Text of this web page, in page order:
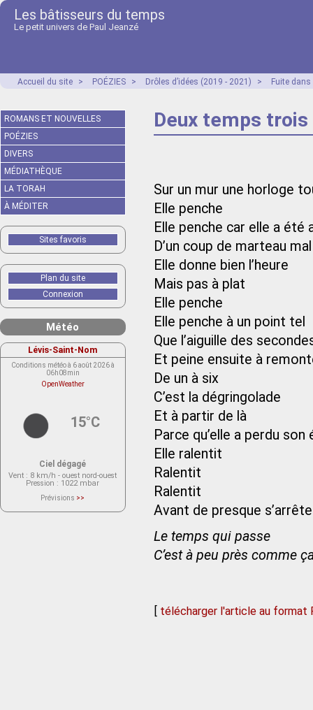
Les bâtisseurs du temps
Le petit univers de Paul Jeanzé
Accueil du site > POÉZIES > Drôles d’idées (2019 - 2021) > Fuite
Deux temps
Sur un mur une horloge
Elle penche
Elle penche car elle a
D’un coup de marteau
Elle donne bien l’heure
Mais pas à plat
Elle penche
Elle penche à un point tel
Que l’aiguille des
Et peine ensuite à
De un à six
C’est la dégringolade
Et à partir de là
Parce qu’elle a perdu son
Elle ralentit
Ralentit
Ralentit
Avant de presque
Le temps qui passe
C’est à peu près comme
[ télécharger l'article au format
ROMANS ET NOUVELLES
POÉZIES
DIVERS
MÉDIATHÈQUE
LA TORAH
À MÉDITER
Sites favoris
Plan du site
Connexion
Météo
Lévis-Saint-Nom
Conditions météo à 6 août 2026 à
06h08min
OpenWeather
15°C
Ciel dégagé
Vent : 8 km/h - ouest nord-ouest
Pression : 1022 mbar
Prévisions >>
actuellement aucune prévision